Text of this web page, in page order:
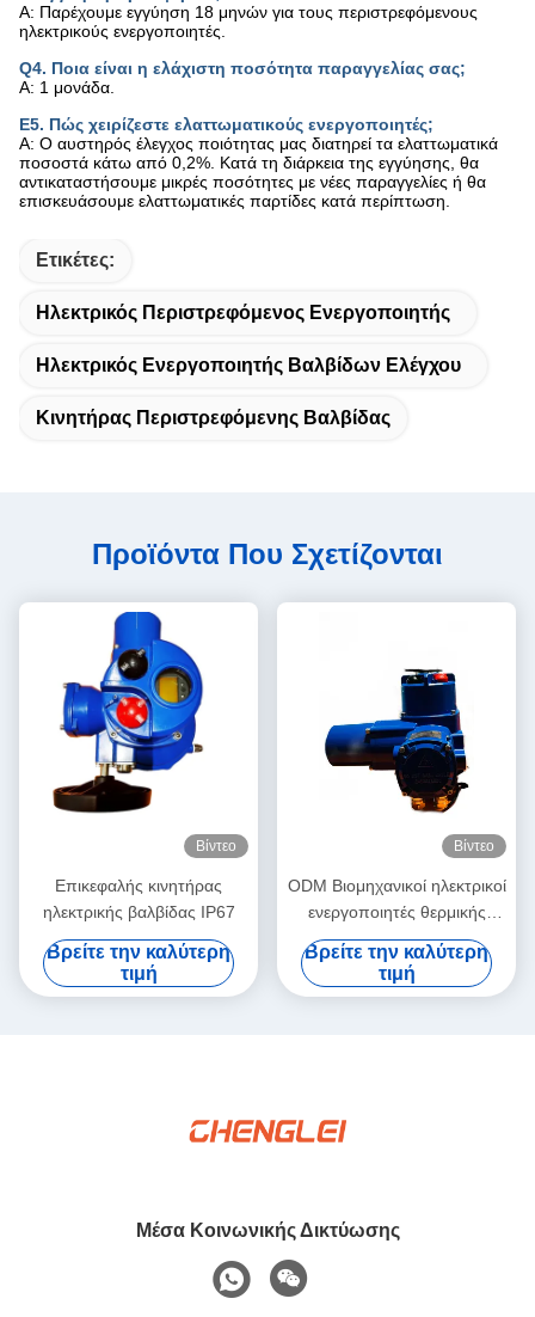
Α: Παρέχουμε εγγύηση 18 μηνών για τους περιστρεφόμενους
ηλεκτρικούς ενεργοποιητές.
Q4. Ποια είναι η ελάχιστη ποσότητα παραγγελίας σας;
Α: 1 μονάδα.
Ε5. Πώς χειρίζεστε ελαττωματικούς ενεργοποιητές;
Α: Ο αυστηρός έλεγχος ποιότητας μας διατηρεί τα ελαττωματικά
ποσοστά κάτω από 0,2%. Κατά τη διάρκεια της εγγύησης, θα
αντικαταστήσουμε μικρές ποσότητες με νέες παραγγελίες ή θα
επισκευάσουμε ελαττωματικές παρτίδες κατά περίπτωση.
Ετικέτες:
Ηλεκτρικός Περιστρεφόμενος Ενεργοποιητής
Ηλεκτρικός Ενεργοποιητής Βαλβίδων Ελέγχου
Κινητήρας Περιστρεφόμενης Βαλβίδας
Προϊόντα Που Σχετίζονται
Βίντεο
Επικεφαλής κινητήρας
ηλεκτρικής βαλβίδας IP67
Βρείτε την καλύτερη
τιμή
Βίντεο
ODM Βιομηχανικοί ηλεκτρικοί
ενεργοποιητές θερμικής
προστασίας
Βρείτε την καλύτερη
τιμή
Μέσα Κοινωνικής Δικτύωσης